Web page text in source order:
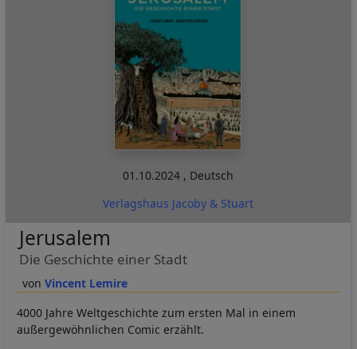
01.10.2024 , Deutsch
Verlagshaus Jacoby & Stuart
Vincent Lemire
Jerusalem
Die Geschichte einer Stadt
4000 Jahre Weltgeschichte zum ersten Mal in einem
außergewöhnlichen Comic erzählt.